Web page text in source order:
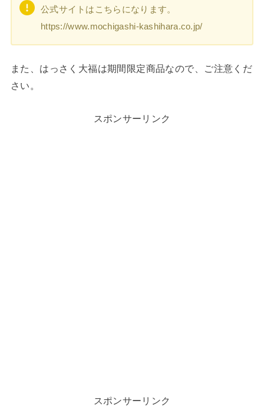
公式サイトはこちらになります。
https://www.mochigashi-kashihara.co.jp/
また、はっさく大福は期間限定商品なので、ご注意くだ
さい。
スポンサーリンク
スポンサーリンク